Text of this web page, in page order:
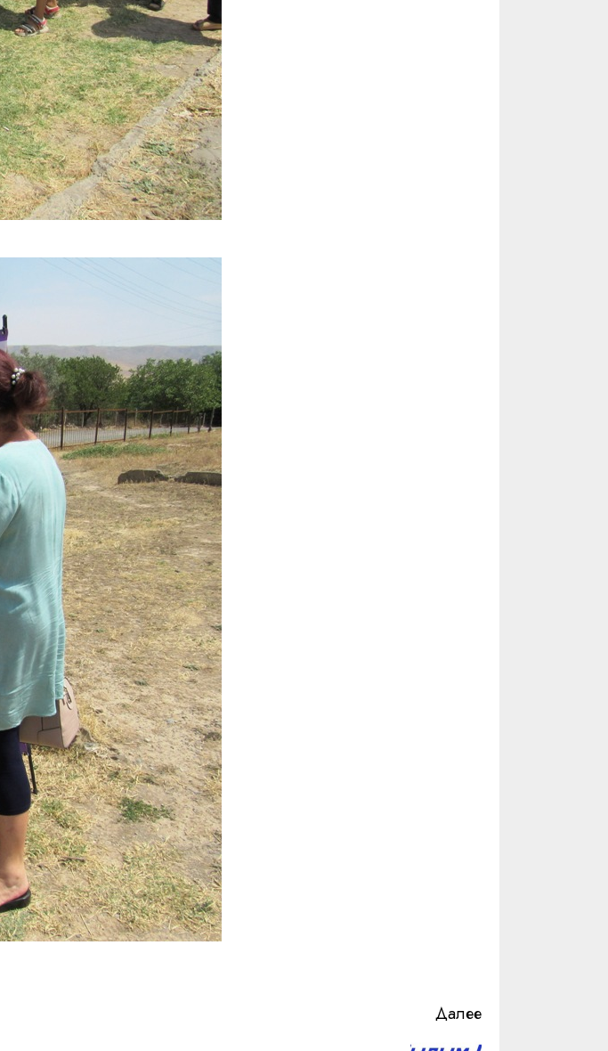
Далее